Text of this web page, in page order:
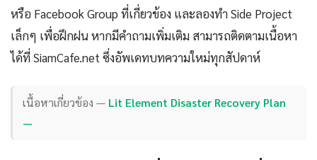
หรือ Facebook Group ที่เกี่ยวข้อง และลองทำ Side Project
เล็กๆ เพื่อฝึกฝน หากมีคำถามเพิ่มเติม สามารถติดตามเนื้อหา
ได้ที่ SiamCafe.net ซึ่งอัพเดทบทความใหม่ทุกสัปดาห์
เนื้อหาเกี่ยวข้อง — Lit Element Disaster Recovery Plan
—